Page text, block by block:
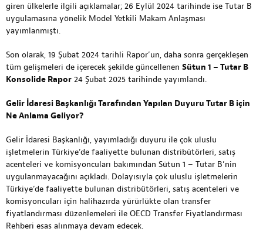
giren ülkelerle ilgili açıklamalar; 26 Eylül 2024 tarihinde ise Tutar B
uygulamasına yönelik Model Yetkili Makam Anlaşması
yayımlanmıştı.
Son olarak, 19 Şubat 2024 tarihli Rapor’un, daha sonra gerçekleşen
tüm gelişmeleri de içerecek şekilde güncellenen Sütun 1 – Tutar B
Konsolide Rapor 24 Şubat 2025 tarihinde yayımlandı.
Gelir İdaresi Başkanlığı Tarafından Yapılan Duyuru Tutar B için
Ne Anlama Geliyor?
Gelir İdaresi Başkanlığı, yayımladığı duyuru ile çok uluslu
işletmelerin Türkiye’de faaliyette bulunan distribütörleri, satış
acenteleri ve komisyoncuları bakımından Sütun 1 – Tutar B’nin
uygulanmayacağını açıkladı. Dolayısıyla çok uluslu işletmelerin
Türkiye’de faaliyette bulunan distribütörleri, satış acenteleri ve
komisyoncuları için halihazırda yürürlükte olan transfer
fiyatlandırması düzenlemeleri ile OECD Transfer Fiyatlandırması
Rehberi esas alınmaya devam edecek.